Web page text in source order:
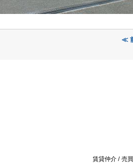
≪
賃貸仲介 売